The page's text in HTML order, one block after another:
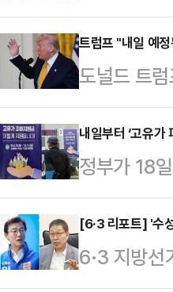
이유에 대
권 일부의
을 제대로
영등포구
업사관학교
로 이명박
의 만남이
트럼프 "내일 예
도널드 트
령했다고
셜미디어
중단하라고
혔다.그러
다”며 “그
란은 물론
내일부터 ‘고유
정부가 18
작한다.중
지원을 확
2차 지급
[6·3 리포트] '수
6·3 지방선